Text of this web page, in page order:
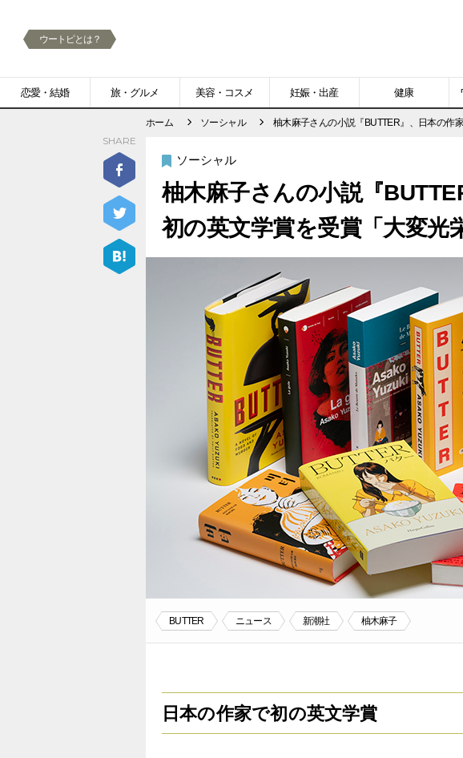
恋愛・結婚 旅・グルメ 美容・コスメ 妊娠・出産 健康
ウートピとは？
ホーム ソーシャル 柚木麻子さんの小説『BUTTER』、日本の作
ソーシャル
柚木麻子さんの小説『
初の英文学賞を受賞「大変光
BUTTER ニュース 新潮社 柚木麻子
日本の作家で初の英文学賞
SHARE